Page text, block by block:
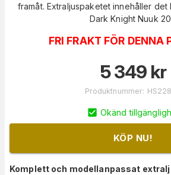
framåt. Extraljuspaketet innehåller
Dark Knight Nuuk
FRI FRAKT FÖR DENNA
5 349 kr
Produktnummer:
Okänd
KÖP NU!
Komplett och modellanpassat